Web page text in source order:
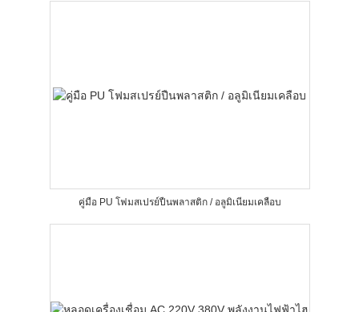
คู่มือ PU โฟมสเปรย์ปืนพลาสติก / อลูมิเนียมเคลือบ